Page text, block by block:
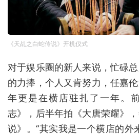
《天乩之白蛇传说》开机仪式
对于娱乐圈的新人来说，忙碌
的力捧，个人又肯努力，任嘉
年更是在横店驻扎了一年。
志》，后半年拍《大唐荣耀》
说》。“其实我是一个横店的外